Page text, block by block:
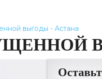
выгоды - Астана